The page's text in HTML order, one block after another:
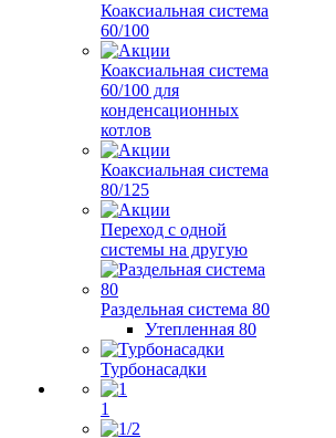
Коаксиальная система
60/100
Коаксиальная система
60/100 для
конденсационных
котлов
Коаксиальная система
80/125
Переход с одной
системы на другую
Раздельная система 80
Утепленная 80
Турбонасадки
1